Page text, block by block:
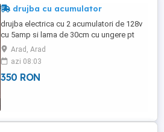
drujba cu acumulator
drujba electrica cu 2 acumulatori de 128v
cu 5amp si lama de 30cm cu ungere pt
lantArad, Arad
azi 08:03
350 RON